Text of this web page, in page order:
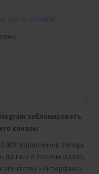
заблокировать
каналы
000 подписчиков теперь
данные в Роскомнадзор,
«Интерфакс».